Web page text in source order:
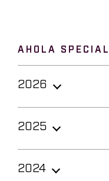
AHOLA SPECIAL
2026
Så ser vi till
2025
Birgitta Hatt
2024